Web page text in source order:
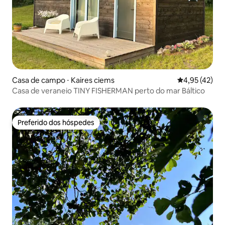
Casa de campo ⋅ Kaires ciems 4,95 de uma
4,95 (42)
Casa de veraneio TINY FISHERMAN perto do mar Báltico
Preferido dos hóspedes
Preferido dos hóspedes